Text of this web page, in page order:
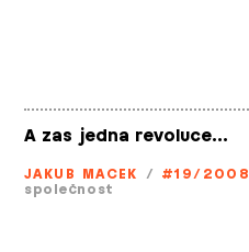
A zas jedna revoluce…
JAKUB MACEK / #19/2008
společnost